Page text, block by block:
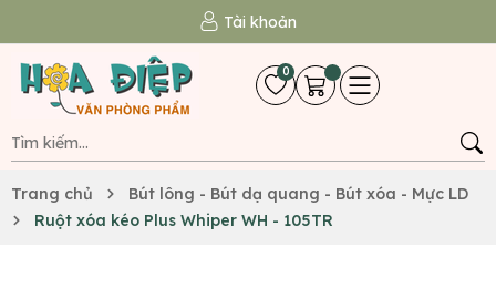
Tài khoản
0
Trang chủ
Bút lông - Bút dạ quang - Bút xóa - Mực LD
Ruột xóa kéo Plus Whiper WH - 105TR